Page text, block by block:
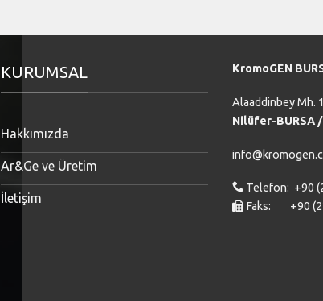
KURUMSAL
Hakkımızda
Ar&Ge ve Üretim
İletişim
KromoGEN
Alaaddinbey Mh.
Nilüfer-BURSA /
Telefon: +90
Faks: +90